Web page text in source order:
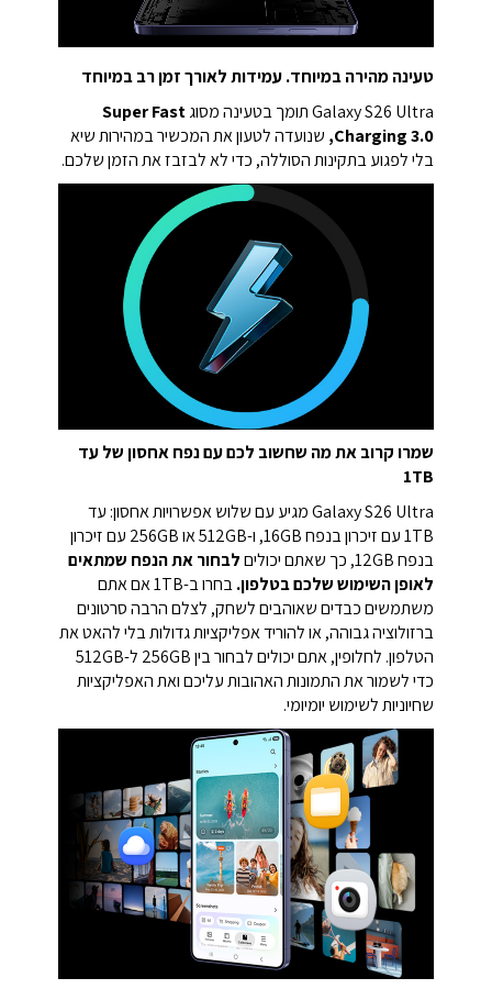
טעינה מהירה במיוחד. עמידות לאורך זמן רב במיוחד
Galaxy S26 Ultra תומך בטעינה מסוג
Super Fast
Charging 3.0, שנועדה לטעון את המכשיר במהירות שיא
בלי לפגוע בתקינות הסוללה, כדי לא לבזבז את הזמן שלכם.
שמרו קרוב את מה שחשוב לכם עם נפח אחסון של עד
1TB
Galaxy S26 Ultra מגיע עם שלוש אפשרויות אחסון: עד
1TB עם זיכרון בנפח 16GB, ו-512GB או 256GB עם זיכרון
בנפח 12GB, כך שאתם יכולים
לבחור את הנפח שמתאים
לאופן השימוש שלכם בטלפון.
בחרו ב-1TB אם אתם
משתמשים כבדים שאוהבים לשחק, לצלם הרבה סרטונים
ברזולוציה גבוהה, או להוריד אפליקציות גדולות בלי להאט את
הטלפון. לחלופין, אתם יכולים לבחור בין 256GB ל-512GB
כדי לשמור את התמונות האהובות עליכם ואת האפליקציות
שחיוניות לשימוש יומיומי.